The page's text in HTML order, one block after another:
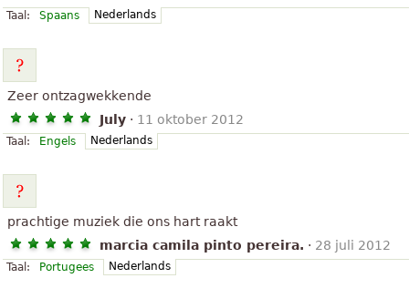
Taal: Spaans Nederlands
Zeer ontzagwekkende
July · 11 oktober 2012
Taal: Engels Nederlands
prachtige muziek die ons hart raakt
marcia camila pinto pereira. · 28 juli 2012
Taal: Portugees Nederlands